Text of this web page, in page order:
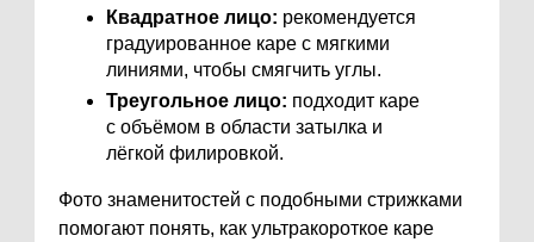
Квадратное лицо: рекомендуется
градуированное каре с мягкими
линиями, чтобы смягчить углы.
Треугольное лицо: подходит каре
с объёмом в области затылка и
лёгкой филировкой.
Фото знаменитостей с подобными стрижками
помогают понять, как ультракороткое каре